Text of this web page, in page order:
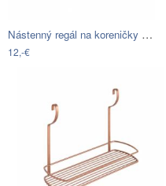
Nástenný regál na koreničky s 3…
12,-€